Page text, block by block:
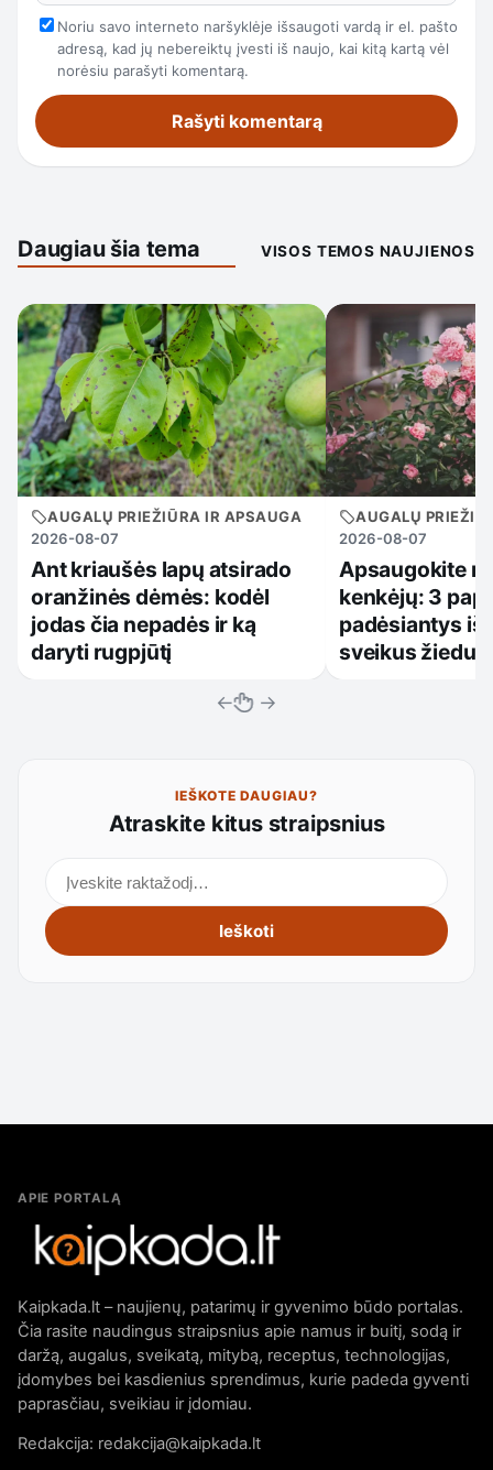
Noriu savo interneto naršyklėje išsaugoti vardą ir el. pašto
adresą, kad jų nebereiktų įvesti iš naujo, kai kitą kartą vėl
norėsiu parašyti komentarą.
Daugiau šia tema VISOS TEMOS NAUJIENOS
AUGALŲ PRIEŽIŪRA IR APSAUGA
2026-08-07
Ant kriaušės lapų atsirado
oranžinės dėmės: kodėl
jodas čia nepadės ir ką
daryti rugpjūtį
AUGALŲ
2026-08-07
Apsaugokite
kenkėjų: 3
padėsiantys
sveikus žiedus
← →
IEŠKOTE DAUGIAU?
Atraskite kitus straipsnius
Ieškoti
APIE PORTALĄ
Kaipkada.lt – naujienų, patarimų ir gyvenimo būdo portalas.
Čia rasite naudingus straipsnius apie namus ir buitį, sodą ir
daržą, augalus, sveikatą, mitybą, receptus, technologijas,
įdomybes bei kasdienius sprendimus, kurie padeda gyventi
paprasčiau, sveikiau ir įdomiau.
Redakcija: redakcija@kaipkada.lt